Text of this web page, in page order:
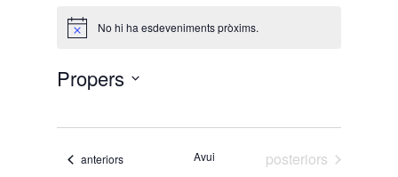
Avís No hi ha esdeveniments pròxims.
Propers
Esdeveniments
anteriors Avui Esdeveniments
posteriors